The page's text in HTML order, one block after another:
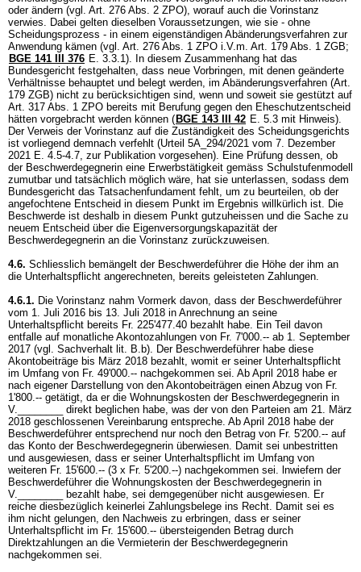
oder ändern (vgl. Art. 276 Abs. 2 ZPO), worauf auch die Vorinstanz
verwies. Dabei gelten dieselben Voraussetzungen, wie sie - ohne
Scheidungsprozess - in einem eigenständigen Abänderungsverfahren zur
Anwendung kämen (vgl. Art. 276 Abs. 1 ZPO i.V.m. Art. 179 Abs. 1 ZGB;
BGE 141 III 376 E. 3.3.1). In diesem Zusammenhang hat das
Bundesgericht festgehalten, dass neue Vorbringen, mit denen geänderte
Verhältnisse behauptet und belegt werden, im Abänderungsverfahren (Art.
179 ZGB) nicht zu berücksichtigen sind, wenn und soweit sie gestützt auf
Art. 317 Abs. 1 ZPO bereits mit Berufung gegen den Eheschutzentscheid
hätten vorgebracht werden können ( BGE 143 III 42 E. 5.3 mit Hinweis).
Der Verweis der Vorinstanz auf die Zuständigkeit des Scheidungsgerichts
ist vorliegend demnach verfehlt (Urteil 5A_294/2021 vom 7. Dezember
2021 E. 4.5-4.7, zur Publikation vorgesehen). Eine Prüfung dessen, ob
der Beschwerdegegnerin eine Erwerbstätigkeit gemäss Schulstufenmodell
zumutbar und tatsächlich möglich wäre, hat sie unterlassen, sodass dem
Bundesgericht das Tatsachenfundament fehlt, um zu beurteilen, ob der
angefochtene Entscheid in diesem Punkt im Ergebnis willkürlich ist. Die
Beschwerde ist deshalb in diesem Punkt gutzuheissen und die Sache zu
neuem Entscheid über die Eigenversorgungskapazität der
Beschwerdegegnerin an die Vorinstanz zurückzuweisen.
4.6. Schliesslich bemängelt der Beschwerdeführer die Höhe der ihm an
die Unterhaltspflicht angerechneten, bereits geleisteten Zahlungen.
4.6.1. Die Vorinstanz nahm Vormerk davon, dass der Beschwerdeführer
vom 1. Juli 2016 bis 13. Juli 2018 in Anrechnung an seine
Unterhaltspflicht bereits Fr. 225'477.40 bezahlt habe. Ein Teil davon
entfalle auf monatliche Akontozahlungen von Fr. 7'000.-- ab 1. September
2017 (vgl. Sachverhalt lit. B.b). Der Beschwerdeführer habe diese
Akontobeiträge bis März 2018 bezahlt, womit er seiner Unterhaltspflicht
im Umfang von Fr. 49'000.-- nachgekommen sei. Ab April 2018 habe er
nach eigener Darstellung von den Akontobeiträgen einen Abzug von Fr.
1'800.-- getätigt, da er die Wohnungskosten der Beschwerdegegnerin in
V.________ direkt beglichen habe, was der von den Parteien am 21. März
2018 geschlossenen Vereinbarung entspreche. Ab April 2018 habe der
Beschwerdeführer entsprechend nur noch den Betrag von Fr. 5'200.-- auf
das Konto der Beschwerdegegnerin überwiesen. Damit sei unbestritten
und ausgewiesen, dass er seiner Unterhaltspflicht im Umfang von
weiteren Fr. 15'600.-- (3 x Fr. 5'200.--) nachgekommen sei. lnwiefern der
Beschwerdeführer die Wohnungskosten der Beschwerdegegnerin in
V.________ bezahlt habe, sei demgegenüber nicht ausgewiesen. Er
reiche diesbezüglich keinerlei Zahlungsbelege ins Recht. Damit sei es
ihm nicht gelungen, den Nachweis zu erbringen, dass er seiner
Unterhaltspflicht im Fr. 15'600.-- übersteigenden Betrag durch
Direktzahlungen an die Vermieterin der Beschwerdegegnerin
nachgekommen sei.